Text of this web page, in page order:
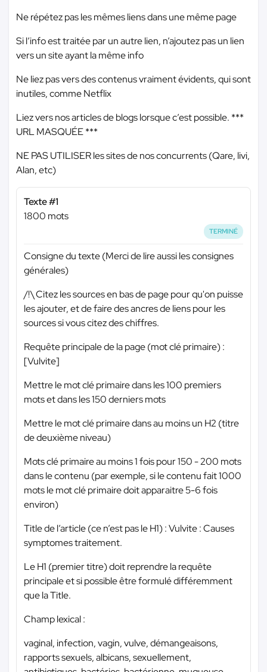
Ne répétez pas les mêmes liens dans une même page
Si l’info est traitée par un autre lien, n’ajoutez pas un lien
vers un site ayant la même info
Ne liez pas vers des contenus vraiment évidents, qui sont
inutiles, comme Netflix
Liez vers nos articles de blogs lorsque c’est possible. ***
URL MASQUÉE ***
NE PAS UTILISER les sites de nos concurrents (Qare, livi,
Alan, etc)
Texte #1
1800 mots
TERMINÉ
Consigne du texte (Merci de lire aussi les consignes
générales)
/!\ Citez les sources en bas de page pour qu'on puisse
les ajouter, et de faire des ancres de liens pour les
sources si vous citez des chiffres.
Requête principale de la page (mot clé primaire) :
[Vulvite]
Mettre le mot clé primaire dans les 100 premiers
mots et dans les 150 derniers mots
Mettre le mot clé primaire dans au moins un H2 (titre
de deuxième niveau)
Mots clé primaire au moins 1 fois pour 150 - 200 mots
dans le contenu (par exemple, si le contenu fait 1000
mots le mot clé primaire doit apparaitre 5-6 fois
environ)
Title de l’article (ce n’est pas le H1) : Vulvite : Causes
symptomes traitement.
Le H1 (premier titre) doit reprendre la requête
principale et si possible être formulé différemment
que la Title.
Champ lexical :
vaginal, infection, vagin, vulve, démangeaisons,
rapports sexuels, albicans, sexuellement,